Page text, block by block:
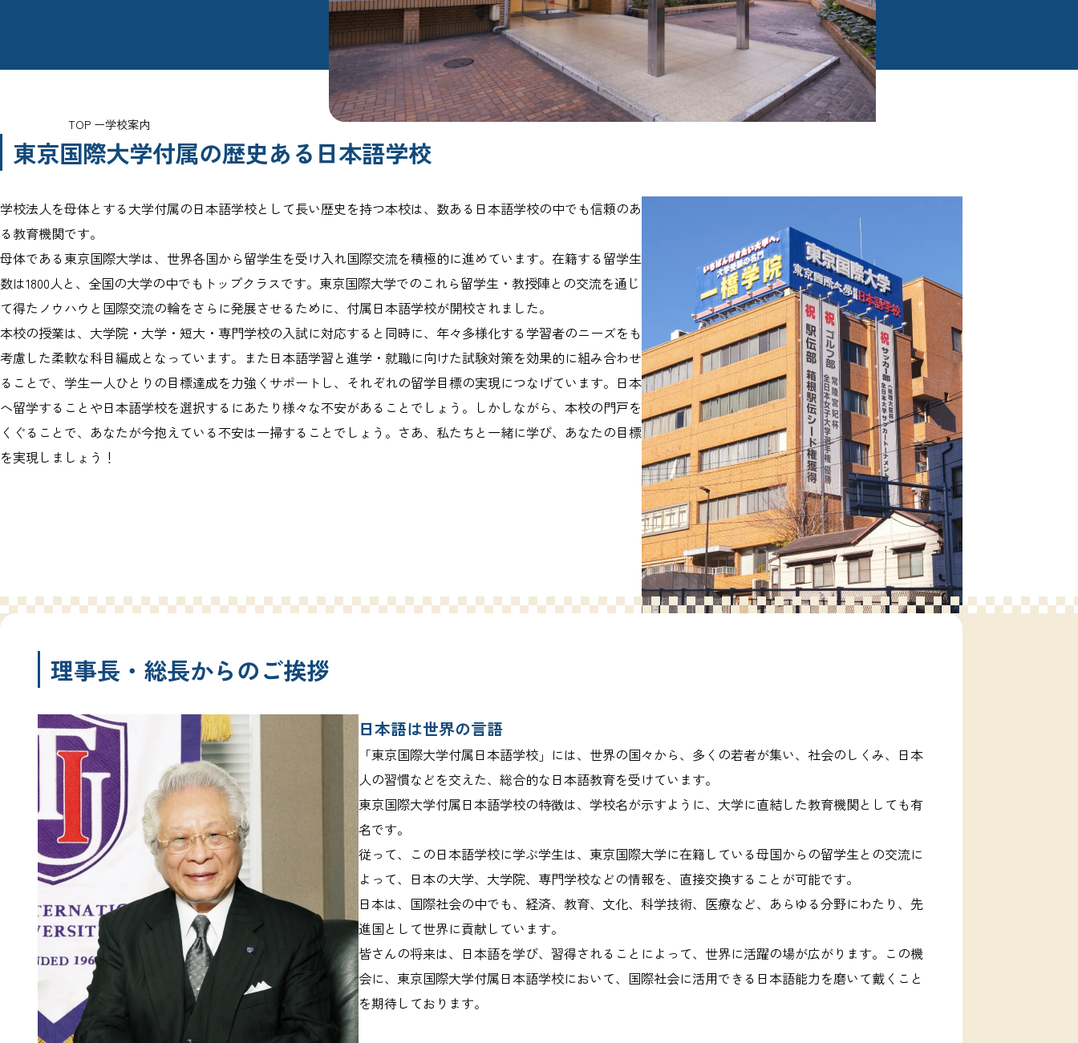
TOP 学校案内
東京国際大学付属の歴史ある日本語学校
学校法人を母体とする大学付属の日本語学校として長い歴史を持つ本校は、数ある日本語学校の中でも信頼のあ
る教育機関です。
母体である東京国際大学は、世界各国から留学生を受け入れ国際交流を積極的に進めています。在籍する留学生
数は1800人と、全国の大学の中でもトップクラスです。東京国際大学でのこれら留学生・教授陣との交流を通じ
て得たノウハウと国際交流の輪をさらに発展させるために、付属日本語学校が開校されました。
本校の授業は、大学院・大学・短大・専門学校の入試に対応すると同時に、年々多様化する学習者のニーズをも
考慮した柔軟な科目編成となっています。また日本語学習と進学・就職に向けた試験対策を効果的に組み合わせ
ることで、学生一人ひとりの目標達成を力強くサポートし、それぞれの留学目標の実現につなげています。日本
へ留学することや日本語学校を選択するにあたり様々な不安があることでしょう。しかしながら、本校の門戸を
くぐることで、あなたが今抱えている不安は一掃することでしょう。さあ、私たちと一緒に学び、あなたの目標
を実現しましょう！
理事長・総長からのご挨拶
日本語は世界の言語
「東京国際大学付属日本語学校」には、世界の国々から、多くの若者が集い、社会のしくみ、日本
人の習慣などを交えた、総合的な日本語教育を受けています。
東京国際大学付属日本語学校の特徴は、学校名が示すように、大学に直結した教育機関としても有
名です。
従って、この日本語学校に学ぶ学生は、東京国際大学に在籍している母国からの留学生との交流に
よって、日本の大学、大学院、専門学校などの情報を、直接交換することが可能です。
日本は、国際社会の中でも、経済、教育、文化、科学技術、医療など、あらゆる分野にわたり、先
進国として世界に貢献しています。
皆さんの将来は、日本語を学び、習得されることによって、世界に活躍の場が広がります。この機
会に、東京国際大学付属日本語学校において、国際社会に活用できる日本語能力を磨いて戴くこと
を期待しております。